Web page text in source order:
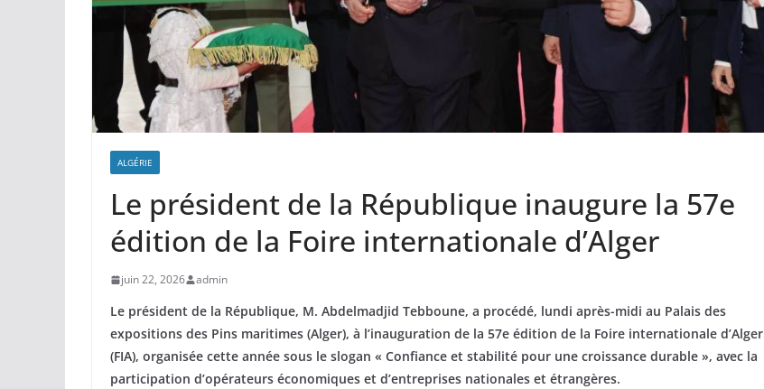
ALGÉRIE
Le président de la République inaugure la 57e
édition de la Foire internationale d’Alger
juin 22, 2026 admin
Le président de la République, M. Abdelmadjid Tebboune, a procédé, lundi après-midi au Palais des
expositions des Pins maritimes (Alger), à l’inauguration de la 57e édition de la Foire internationale d’Alger
(FIA), organisée cette année sous le slogan « Confiance et stabilité pour une croissance durable », avec la
participation d’opérateurs économiques et d’entreprises nationales et étrangères.